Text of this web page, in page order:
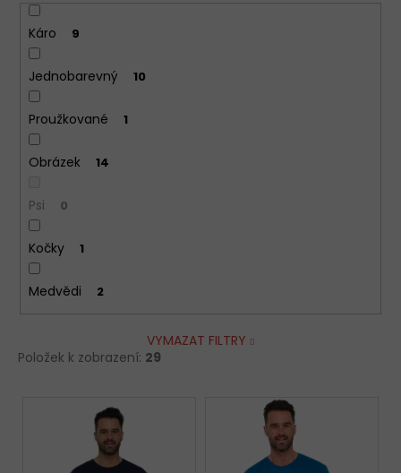
Káro 9
Jednobarevný 10
Proužkované 1
Obrázek 14
Psi 0
Kočky 1
Medvědi 2
VYMAZAT FILTRY
Položek k zobrazení: 29